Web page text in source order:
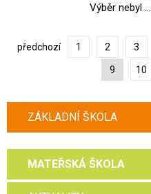
Výběr nebyl ...
předchozí 1 2 3
9 10
ZÁKLADNÍ ŠKOLA
MATEŘSKÁ ŠKOLA